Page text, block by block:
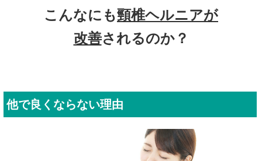
こんなにも頸椎ヘルニアが
改善されるのか？
他で良くならない理由